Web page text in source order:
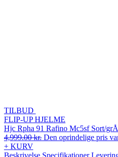
TILBUD
FLIP-UP HJELME
Hjc Rpha 91 Rafino Mc5sf Sort/grÅ
4,999.00kr. Den oprindelige pris
+ KURV
Beskrivelse Specifikationer